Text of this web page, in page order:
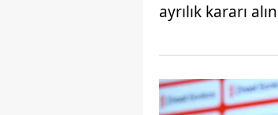
ayrılık kararı